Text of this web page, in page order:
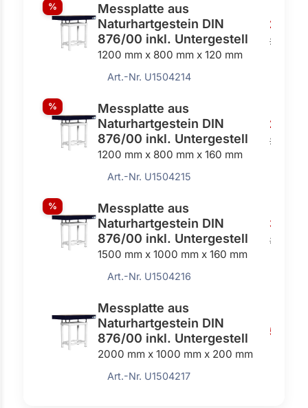
%
Messplatte aus
Naturhartgestein DIN
876/00 inkl. Untergestell
1200 mm x 800 mm x 120 mm
Art.-Nr. U1504214
%
Messplatte aus
Naturhartgestein DIN
876/00 inkl. Untergestell
1200 mm x 800 mm x 160 mm
Art.-Nr. U1504215
%
Messplatte aus
Naturhartgestein DIN
876/00 inkl. Untergestell
1500 mm x 1000 mm x 160 mm
Art.-Nr. U1504216
Messplatte aus
Naturhartgestein DIN
876/00 inkl. Untergestell
2000 mm x 1000 mm x 200 mm
Art.-Nr. U1504217